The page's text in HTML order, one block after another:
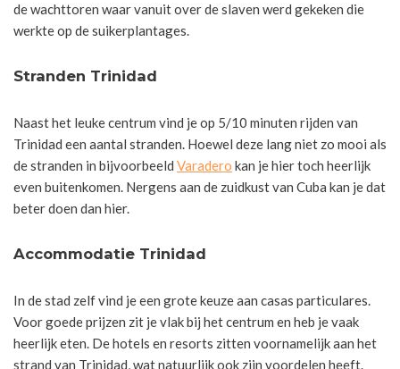
de wachttoren waar vanuit over de slaven werd gekeken die
werkte op de suikerplantages.
Stranden Trinidad
Naast het leuke centrum vind je op 5/10 minuten rijden van
Trinidad een aantal stranden. Hoewel deze lang niet zo mooi als
de stranden in bijvoorbeeld Varadero kan je hier toch heerlijk
even buitenkomen. Nergens aan de zuidkust van Cuba kan je dat
beter doen dan hier.
Accommodatie Trinidad
In de stad zelf vind je een grote keuze aan casas particulares.
Voor goede prijzen zit je vlak bij het centrum en heb je vaak
heerlijk eten. De hotels en resorts zitten voornamelijk aan het
strand van Trinidad, wat natuurlijk ook zijn voordelen heeft.